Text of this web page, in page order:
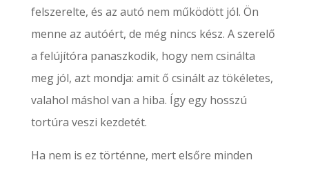
felszerelte, és az autó nem működött jól. Ön
menne az autóért, de még nincs kész. A szerelő
a felújítóra panaszkodik, hogy nem csinálta
meg jól, azt mondja: amit ő csinált az tökéletes,
valahol máshol van a hiba. Így egy hosszú
tortúra veszi kezdetét.
Ha nem is ez történne, mert elsőre minden